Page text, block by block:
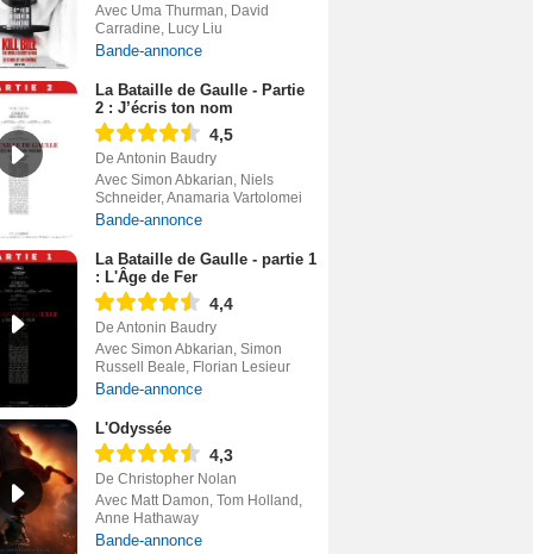
Avec Uma Thurman, David
Carradine, Lucy Liu
Bande-annonce
La Bataille de Gaulle - Partie
2 : J’écris ton nom
4,5
De Antonin Baudry
Avec Simon Abkarian, Niels
Schneider, Anamaria Vartolomei
Bande-annonce
La Bataille de Gaulle - partie 1
: L'Âge de Fer
4,4
De Antonin Baudry
Avec Simon Abkarian, Simon
Russell Beale, Florian Lesieur
Bande-annonce
L'Odyssée
4,3
De Christopher Nolan
Avec Matt Damon, Tom Holland,
Anne Hathaway
Bande-annonce